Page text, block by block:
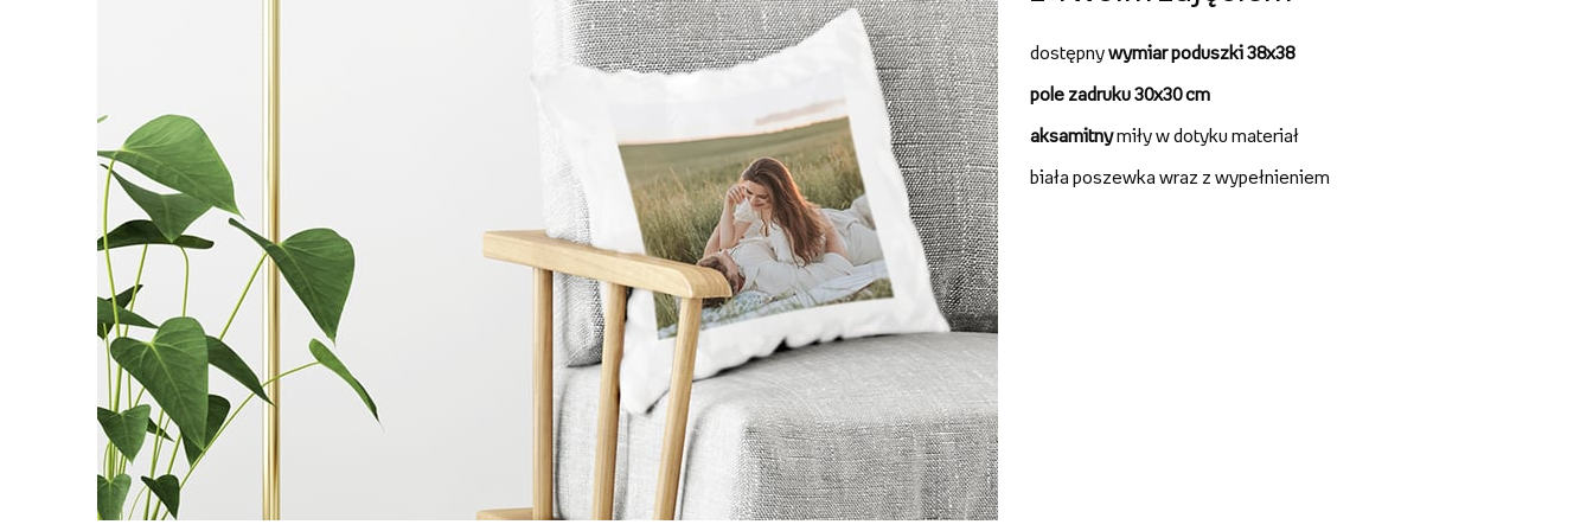
dostępnywymiar poduszki 38x38
pole zadruku 30x30 cm
aksamitnymiły w dotyku materiał
biała poszewka wraz z wypełnieniem